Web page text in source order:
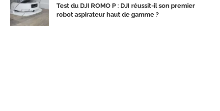
Test du DJI ROMO P : DJI réussit-il son premier
robot aspirateur haut de gamme ?